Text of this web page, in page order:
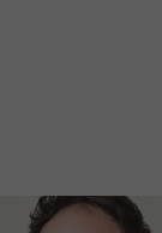
Audio
00:00